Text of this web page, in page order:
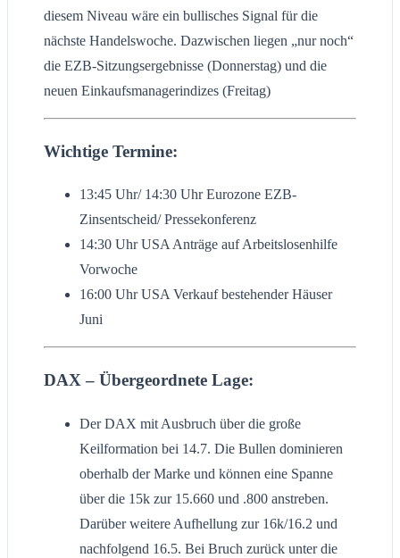
diesem Niveau wäre ein bullisches Signal für die
nächste Handelswoche. Dazwischen liegen „nur noch“
die EZB-Sitzungsergebnisse (Donnerstag) und die
neuen Einkaufsmanagerindizes (Freitag)
Wichtige Termine:
13:45 Uhr/ 14:30 Uhr Eurozone EZB-
Zinsentscheid/ Pressekonferenz
14:30 Uhr USA Anträge auf Arbeitslosenhilfe
Vorwoche
16:00 Uhr USA Verkauf bestehender Häuser
Juni
DAX – Übergeordnete Lage:
Der DAX mit Ausbruch über die große
Keilformation bei 14.7. Die Bullen dominieren
oberhalb der Marke und können eine Spanne
über die 15k zur 15.660 und .800 anstreben.
Darüber weitere Aufhellung zur 16k/16.2 und
nachfolgend 16.5. Bei Bruch zurück unter die